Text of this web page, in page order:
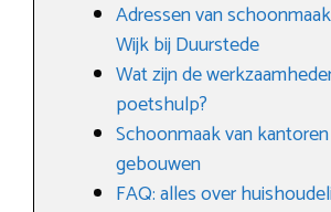
Adressen van
Wijk bij Duurstede
Wat zijn de
poetshulp?
Schoonmaak van
gebouwen
FAQ: alles over